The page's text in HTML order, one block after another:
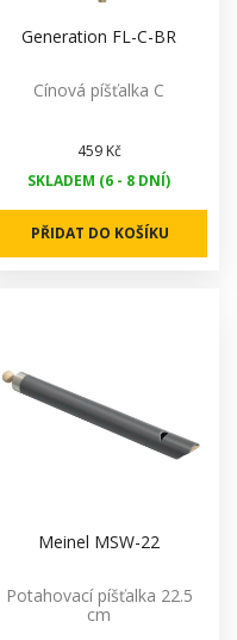
Generation FL-C-BR
Cínová píšťalka C
459 Kč
SKLADEM (6 - 8 DNÍ)
PŘIDAT DO KOŠÍKU
Meinel MSW-22
Potahovací píšťalka 22.5
cm